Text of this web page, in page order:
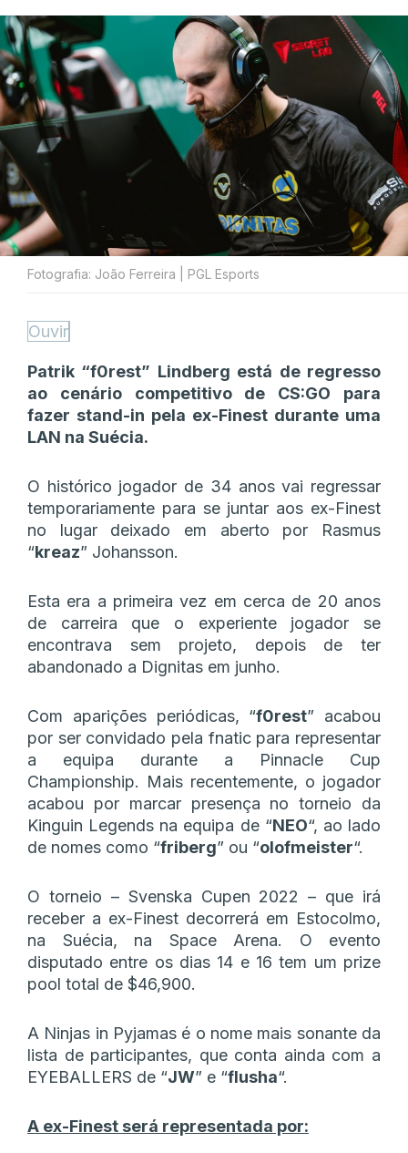
Fotografia: João Ferreira | PGL Esports
Ouvir
Patrik “f0rest” Lindberg está de regresso
ao cenário competitivo de CS:GO para
fazer stand-in pela ex-Finest durante uma
LAN na Suécia.
O histórico jogador de 34 anos vai regressar
temporariamente para se juntar aos ex-Finest
no lugar deixado em aberto por Rasmus
“kreaz” Johansson.
Esta era a primeira vez em cerca de 20 anos
de carreira que o experiente jogador se
encontrava sem projeto, depois de ter
abandonado a Dignitas em junho.
Com aparições periódicas, “f0rest” acabou
por ser convidado pela fnatic para representar
a equipa durante a Pinnacle Cup
Championship. Mais recentemente, o jogador
acabou por marcar presença no torneio da
Kinguin Legends na equipa de “NEO“, ao lado
de nomes como “friberg” ou “olofmeister“.
O torneio – Svenska Cupen 2022 – que irá
receber a ex-Finest decorrerá em Estocolmo,
na Suécia, na Space Arena. O evento
disputado entre os dias 14 e 16 tem um prize
pool total de $46,900.
A Ninjas in Pyjamas é o nome mais sonante da
lista de participantes, que conta ainda com a
EYEBALLERS de “JW” e “flusha“.
A ex-Finest será representada por: